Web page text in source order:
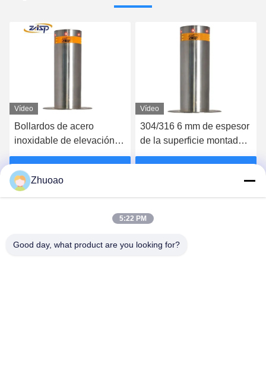
Vídeo
Bollardos de acero
inoxidable de elevación
de alta seguridad con
certificación CE
Obtenga el mejor precio
Vídeo
304/316 6 mm de espesor
de la superficie montado
Bollards Sistema de
Zhuoao
5:22 PM
Good day, what product are you looking for?